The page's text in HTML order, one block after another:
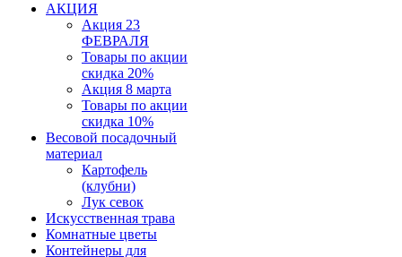
АКЦИЯ
Акция 23
ФЕВРАЛЯ
Товары по акции
скидка 20%
Акция 8 марта
Товары по акции
скидка 10%
Весовой посадочный
материал
Картофель
(клубни)
Лук севок
Искусственная трава
Комнатные цветы
Контейнеры для